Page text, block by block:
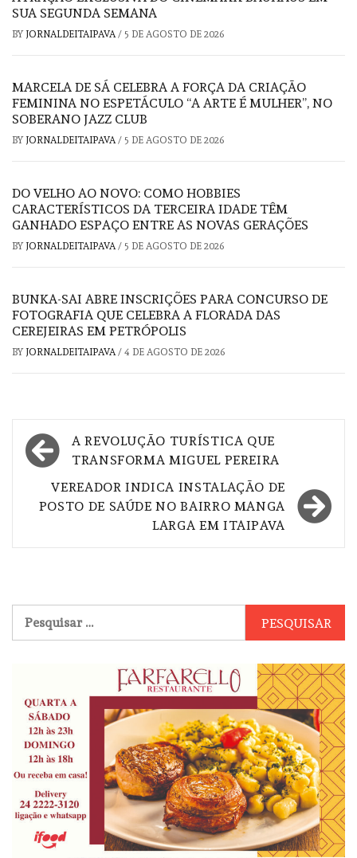
SUA SEGUNDA SEMANA
BY JORNALDEITAIPAVA / 5 DE AGOSTO DE 2026
MARCELA DE SÁ CELEBRA A FORÇA DA CRIAÇÃO
FEMININA NO ESPETÁCULO “A ARTE É MULHER”, NO
SOBERANO JAZZ CLUB
BY JORNALDEITAIPAVA / 5 DE AGOSTO DE 2026
DO VELHO AO NOVO: COMO HOBBIES
CARACTERÍSTICOS DA TERCEIRA IDADE TÊM
GANHADO ESPAÇO ENTRE AS NOVAS GERAÇÕES
BY JORNALDEITAIPAVA / 5 DE AGOSTO DE 2026
BUNKA-SAI ABRE INSCRIÇÕES PARA CONCURSO DE
FOTOGRAFIA QUE CELEBRA A FLORADA DAS
CEREJEIRAS EM PETRÓPOLIS
BY JORNALDEITAIPAVA / 4 DE AGOSTO DE 2026
Navegação
de
Post
A REVOLUÇÃO TURÍSTICA QUE
TRANSFORMA MIGUEL PEREIRA
VEREADOR INDICA INSTALAÇÃO DE
POSTO DE SAÚDE NO BAIRRO MANGA
LARGA EM ITAIPAVA
por: